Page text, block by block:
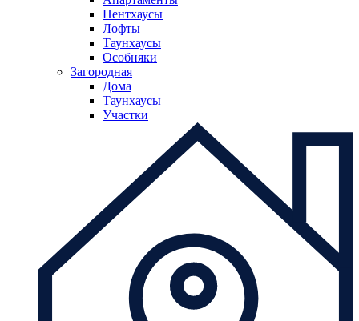
Пентхаусы
Лофты
Таунхаусы
Особняки
Загородная
Дома
Таунхаусы
Участки